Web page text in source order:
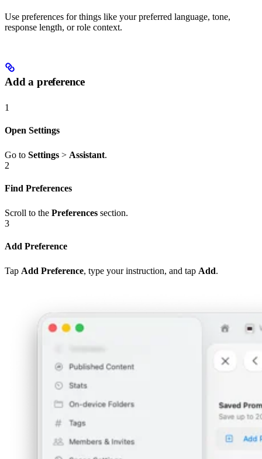
Use preferences for things like your preferred language, tone,
response length, or role context.
Add a preference
1
Open Settings
Go to Settings > Assistant.
2
Find Preferences
Scroll to the Preferences section.
3
Add Preference
Tap Add Preference, type your instruction, and tap Add.